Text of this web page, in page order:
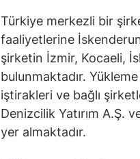
Türkiye merkezli bir
faaliyetlerine
şirketin İzmir, Kocaeli,
bulunmaktadır.
iştirakleri ve bağlı
Denizcilik Yatırım A.Ş.
yer almaktadır.